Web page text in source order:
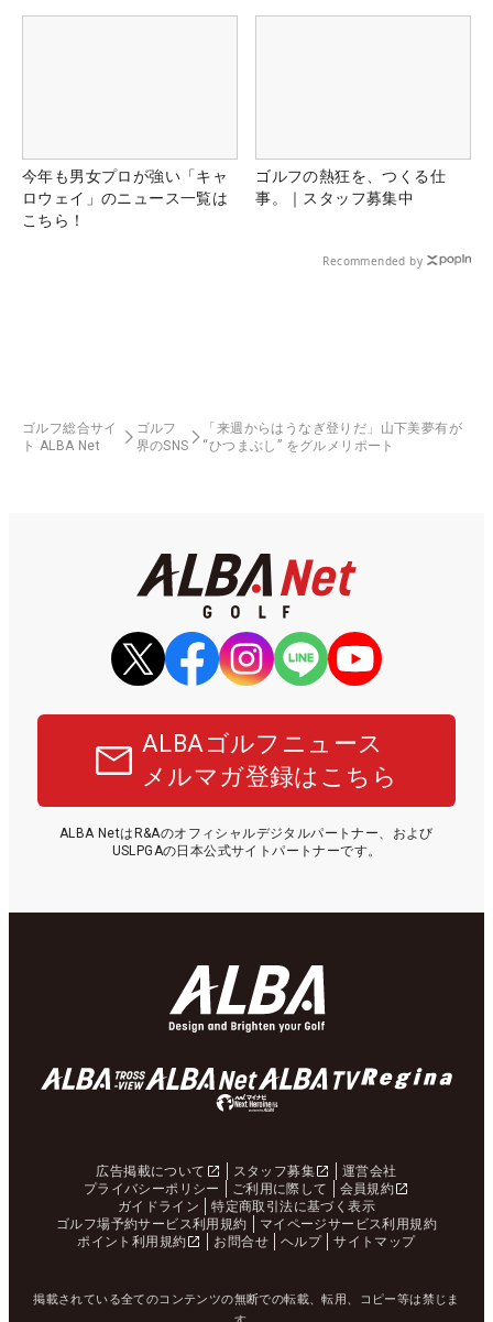
今年も男女プロが強い「キャ
ロウェイ」のニュース一覧は
こちら！
ゴルフの熱狂を、つくる仕
事。｜スタッフ募集中
Recommended by
ゴルフ総合サイ
ト ALBA Net
ゴルフ
界のSNS
「来週からはうなぎ登りだ」山下美夢有が
“ひつまぶし” をグルメリポート
ALBAゴルフニュース
メルマガ登録はこちら
ALBA NetはR&Aのオフィシャルデジタルパートナー、および
USLPGAの日本公式サイトパートナーです。
広告掲載について スタッフ募集
運営会社
プライバシーポリシー
ご利用に際して
会員規約
ガイドライン
特定商取引法に基づく表示
ゴルフ場予約サービス利用規約
マイページサービス利用規約
ポイント利用規約
お問合せ ヘルプ サイトマップ
掲載されている全てのコンテンツの無断での転載、転用、コピー等は禁じま